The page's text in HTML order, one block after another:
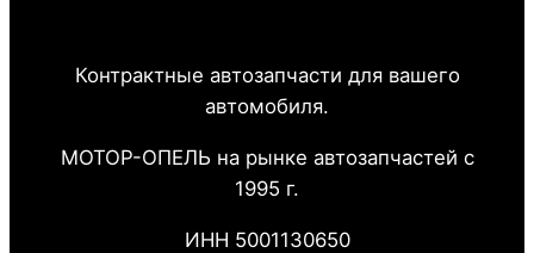
Контрактные автозапчасти для вашего
автомобиля.
МОТОР-ОПЕЛЬ на рынке автозапчастей с
1995 г.
ИНН 5001130650